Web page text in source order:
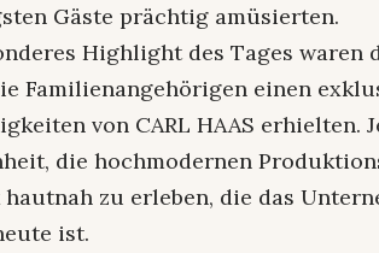
Gäste prächtig amüsierten.
Highlight des Tages waren
Familienangehörigen einen
von CARL HAAS erhielten.
die hochmodernen
zu erleben, die das
ist.